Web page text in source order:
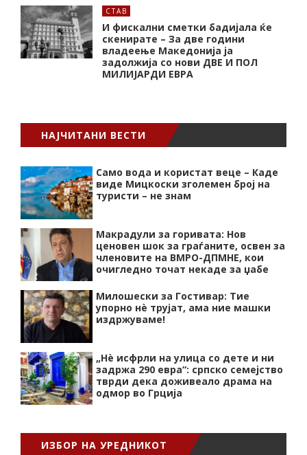
СТАВ
И фискални сметки бадијала ќе
скенирате – За две години
владеење Македонија ја
задолжија со нови ДВЕ И ПОЛ
МИЛИЈАРДИ ЕВРА
НАЈЧИТАНИ ВЕСТИ
Само вода и користат веце – Каде
виде Мицкоски зголемен број на
туристи – не знам
Макрадули за горивата: Нов
ценовен шок за граѓаните, освен за
членовите на ВМРО-ДПМНЕ, кои
очигледно точат некаде за џабе
Милошески за Гостивар: Тие
упорно нѐ трујат, ама ние машки
издржуваме!
„Нѐ исфрли на улица со дете и ни
задржа 290 евра“: српско семејство
тврди дека доживеало драма на
одмор во Грција
ИЗБОР НА УРЕДНИКОТ